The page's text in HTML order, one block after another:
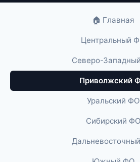
🏠 Главная
Центральный
Северо-
Приволжский
Уральский ФО
Сибирский ФО